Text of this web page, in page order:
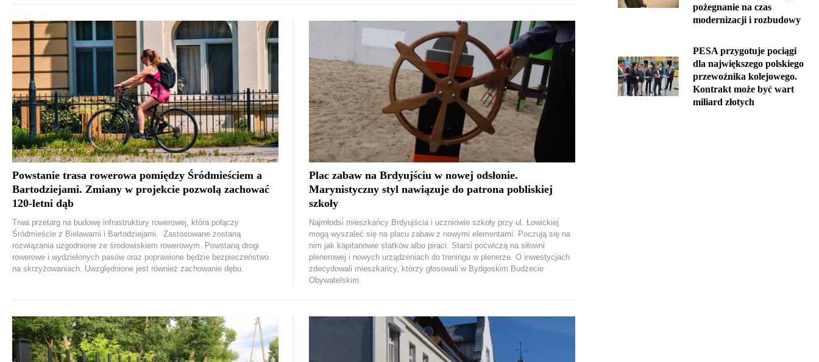
Powstanie trasa rowerowa pomiędzy Śródmieściem a
Bartodziejami. Zmiany w projekcie pozwolą zachować
120-letni dąb
Trwa przetarg na budowę infrastruktury rowerowej, która połączy
Śródmieście z Bielawami i Bartodziejami. Zastosowane zostaną
rozwiązania uzgodnione ze środowiskiem rowerowym. Powstaną drogi
rowerowe i wydzielonych pasów oraz poprawione będzie bezpieczeństwo
na skrzyżowaniach. Uwzględnione jest również zachowanie dębu.
Plac zabaw na Brdyujściu w nowej odsłonie.
Marynistyczny styl nawiązuje do patrona pobliskiej
szkoły
Najmłodsi mieszkańcy Brdyujścia i uczniowie szkoły przy ul. Łowickiej
mogą wyszaleć się na placu zabaw z nowymi elementami. Poczują się na
nim jak kapitanowie statków albo piraci. Starsi poćwiczą na siłowni
plenerowej i nowych urządzeniach do treningu w plenerze. O inwestycjach
zdecydowali mieszkańcy, którzy głosowali w Bydgoskim Budżecie
Obywatelskim.
pożegnanie na czas
modernizacji i rozbudowy
PESA przygotuje pociągi
dla największego polskiego
przewoźnika kolejowego.
Kontrakt może być wart
miliard złotych